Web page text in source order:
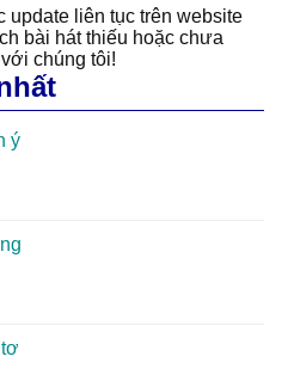
liên tục trên website
bài hát thiếu hoặc chưa
chúng tôi!
ý